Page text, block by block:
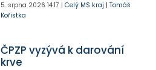
5. srpna 2026 14:17 | Celý MS kraj | Tomáš
Kořistka
ČPZP vyzývá k darování
krve